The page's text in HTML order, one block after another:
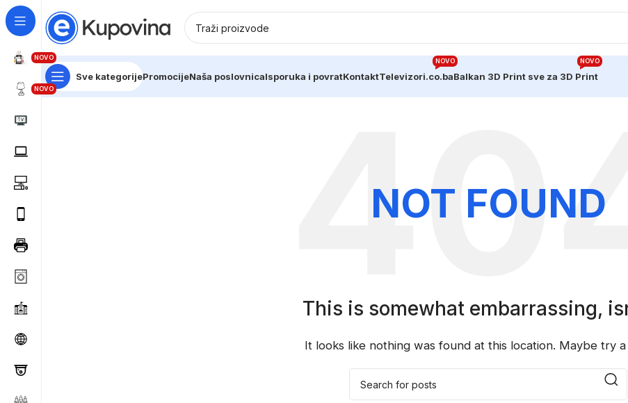
NOVO
NOVO
Sve kategorijePromocijeNaša poslovnicaIsporuka i povratKontaktTelevizori.co.ba
NOVO
Balkan 3D Print sve za 3D Print
NOVO
NOT FOUND
This is somewhat embarrassing,
It looks like nothing was found at this location. Maybe try a